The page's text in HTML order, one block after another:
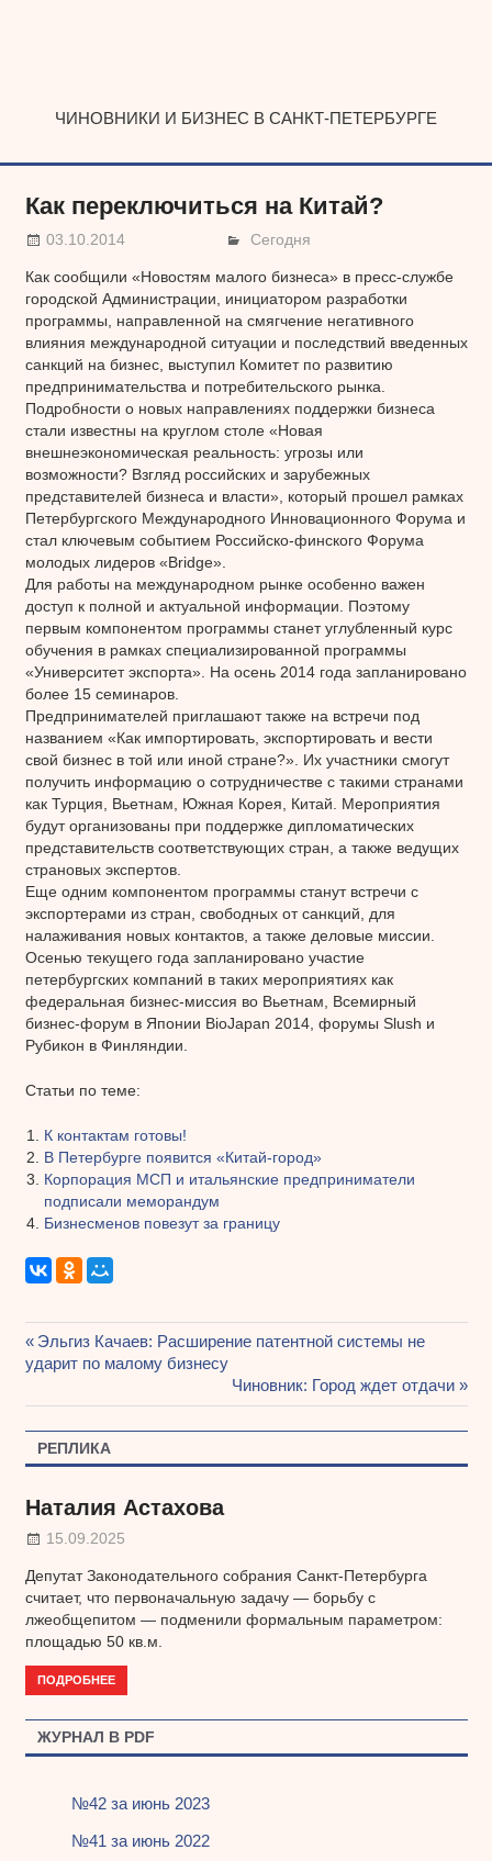
ЧИНОВНИКИ И БИЗНЕС В САНКТ-ПЕТЕРБУРГЕ
Как переключиться на Китай?
03.10.2014 Сегодня
Как сообщили «Новостям малого бизнеса» в пресс-службе
городской Администрации, инициатором разработки
программы, направленной на смягчение негативного
влияния международной ситуации и последствий введенных
санкций на бизнес, выступил Комитет по развитию
предпринимательства и потребительского рынка.
Подробности о новых направлениях поддержки бизнеса
стали известны на круглом столе «Новая
внешнеэкономическая реальность: угрозы или
возможности? Взгляд российских и зарубежных
представителей бизнеса и власти», который прошел рамках
Петербургского Международного Инновационного Форума и
стал ключевым событием Российско-финского Форума
молодых лидеров «Bridge».
Для работы на международном рынке особенно важен
доступ к полной и актуальной информации. Поэтому
первым компонентом программы станет углубленный курс
обучения в рамках специализированной программы
«Университет экспорта». На осень 2014 года запланировано
более 15 семинаров.
Предпринимателей приглашают также на встречи под
названием «Как импортировать, экспортировать и вести
свой бизнес в той или иной стране?». Их участники смогут
получить информацию о сотрудничестве с такими странами
как Турция, Вьетнам, Южная Корея, Китай. Мероприятия
будут организованы при поддержке дипломатических
представительств соответствующих стран, а также ведущих
страновых экспертов.
Еще одним компонентом программы станут встречи с
экспортерами из стран, свободных от санкций, для
налаживания новых контактов, а также деловые миссии.
Осенью текущего года запланировано участие
петербургских компаний в таких мероприятиях как
федеральная бизнес-миссия во Вьетнам, Всемирный
бизнес-форум в Японии BioJapan 2014, форумы Slush и
Рубикон в Финляндии.
Статьи по теме:
К контактам готовы!
В Петербурге появится «Китай-город»
Корпорация МСП и итальянские предприниматели
подписали меморандум
Бизнесменов повезут за границу
Навигация
по
записям
Предыдущая
запись:
Эльгиз Качаев: Расширение патентной системы не
ударит по малому бизнесу
Следующая
запись:
Чиновник: Город ждет отдачи
РЕПЛИКА
Наталия Астахова
15.09.2025
Депутат Законодательного собрания Санкт-Петербурга
считает, что первоначальную задачу — борьбу с
лжеобщепитом — подменили формальным параметром:
площадью 50 кв.м.
ПОДРОБНЕЕ
ЖУРНАЛ В PDF
№42 за июнь 2023
№41 за июнь 2022